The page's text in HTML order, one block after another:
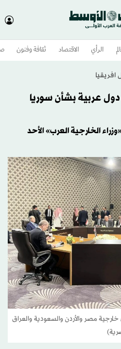
الرأي الاقتصاد ثقافة وفنون
مشاورات مصرية مع 6 دول عربية بشأن سوريا
الخارجية العرب» الأحد
مصر والأردن والسعودية والعراق